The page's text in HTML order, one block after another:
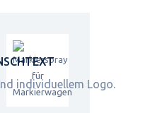
individuellem Logo.